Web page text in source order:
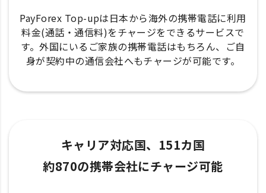
PayForex Top-upは日本から海外の携帯電話に利用
料金(通話・通信料)をチャージをできるサービスで
す。外国にいるご家族の携帯電話はもちろん、ご自
身が契約中の通信会社へもチャージが可能です。
キャリア対応国、151カ国
約870の携帯会社にチャージ可能